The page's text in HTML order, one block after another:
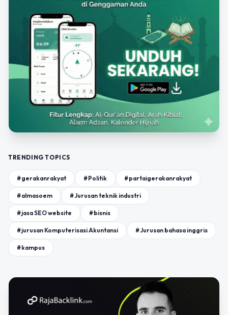
TRENDING TOPICS
#gerakanrakyat #Politik #partaigerakanrakyat
#almasoem #Jurusan teknik industri
#jasa SEO website #bisnis
#jurusan Komputerisasi Akuntansi #Jurusan bahasa inggris
#kampus